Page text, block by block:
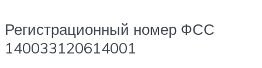
Регистрационный номер ФСС
140033120614001